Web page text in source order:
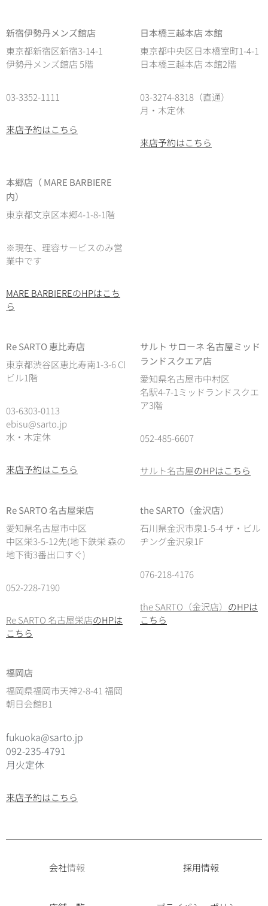
新宿伊勢丹メンズ館店
東京都新宿区新宿3-14-1
伊勢丹メンズ館店 5階
03-3352-1111
来店予約はこちら
日本橋三越本店 本館
東京都中央区日本橋室町1-4-1
日本橋三越本店 本館2階
03-3274-8318（直通）
月・木定休
来店予約はこちら
本郷店（ MARE BARBIERE
内）
東京都文京区本郷4-1-8-1階
※現在、理容サービスのみ営
業中です
MARE BARBIEREのHPはこち
ら
Re SARTO 恵比寿店
東京都渋谷区恵比寿南1-3-6 Cl
ビル1階
03-6303-0113
ebisu@sarto.jp
水・木定休
来店予約はこちら
サルト サローネ 名古屋ミッド
ランドスクエア店
愛知県名古屋市中村区
名駅4-7-1ミッドランドスクエ
ア3階
052-485-6607
サルト名古屋のHPはこちら
Re SARTO 名古屋栄店
愛知県名古屋市中区
中区栄3-5-12先(地下鉄栄 森の
地下街3番出口すぐ)
052-228-7190
Re SARTO 名古屋栄店のHPは
こちら
the SARTO（金沢店）
石川県金沢市泉1-5-4 ザ・ビル
ヂング金沢泉1F
076-218-4176
the SARTO（金沢店） のHPは
こちら
福岡店
福岡県福岡市天神2-8-41 福岡
朝日会館B1
fukuoka@sarto.jp
092-235-4791
月火定休
来店予約はこちら
会社情報 採用情報